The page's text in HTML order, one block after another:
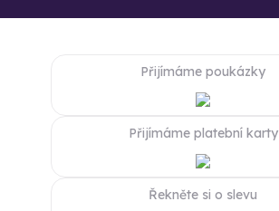
Přijímáme poukázky
Přijímáme platební karty
Řekněte si o slevu